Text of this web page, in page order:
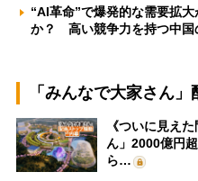
“AI革命”で爆発的な需要拡
か？ 高い競争力を持つ中
「みんなで大家さん
《ついに見え
ん」2000億円
ら…